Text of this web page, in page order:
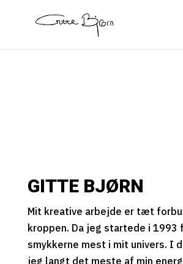
GITTE BJØRN
Mit kreative arbejde er tæt
kroppen. Da jeg startede i 1993
smykkerne mest i mit univers. I
jeg langt det meste af min